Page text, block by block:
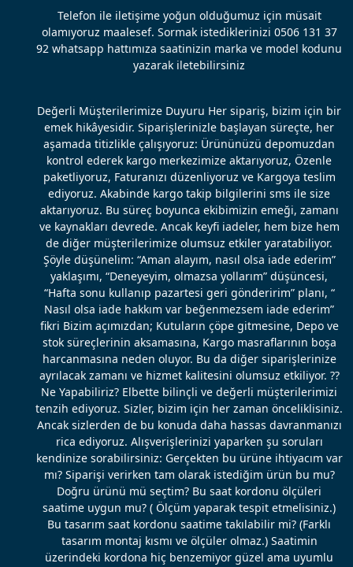
Telefon ile iletişime yoğun olduğumuz için müsait
olamıyoruz maalesef. Sormak istediklerinizi 0506 131 37
92 whatsapp hattımıza saatinizin marka ve model kodunu
yazarak iletebilirsiniz
Değerli Müşterilerimize Duyuru Her sipariş, bizim için bir
emek hikâyesidir. Siparişlerinizle başlayan süreçte, her
aşamada titizlikle çalışıyoruz: Ürününüzü depomuzdan
kontrol ederek kargo merkezimize aktarıyoruz, Özenle
paketliyoruz, Faturanızı düzenliyoruz ve Kargoya teslim
ediyoruz. Akabinde kargo takip bilgilerini sms ile size
aktarıyoruz. Bu süreç boyunca ekibimizin emeği, zamanı
ve kaynakları devrede. Ancak keyfi iadeler, hem bize hem
de diğer müşterilerimize olumsuz etkiler yaratabiliyor.
Şöyle düşünelim: “Aman alayım, nasıl olsa iade ederim”
yaklaşımı, “Deneyeyim, olmazsa yollarım” düşüncesi,
“Hafta sonu kullanıp pazartesi geri gönderirim” planı, “
Nasıl olsa iade hakkım var beğenmezsem iade ederim”
fikri Bizim açımızdan; Kutuların çöpe gitmesine, Depo ve
stok süreçlerinin aksamasına, Kargo masraflarının boşa
harcanmasına neden oluyor. Bu da diğer siparişlerinize
ayrılacak zamanı ve hizmet kalitesini olumsuz etkiliyor. ??
Ne Yapabiliriz? Elbette bilinçli ve değerli müşterilerimizi
tenzih ediyoruz. Sizler, bizim için her zaman önceliklisiniz.
Ancak sizlerden de bu konuda daha hassas davranmanızı
rica ediyoruz. Alışverişlerinizi yaparken şu soruları
kendinize sorabilirsiniz: Gerçekten bu ürüne ihtiyacım var
mı? Siparişi verirken tam olarak istediğim ürün bu mu?
Doğru ürünü mü seçtim? Bu saat kordonu ölçüleri
saatime uygun mu? ( Ölçüm yaparak tespit etmelisiniz.)
Bu tasarım saat kordonu saatime takılabilir mi? (Farklı
tasarım montaj kısmı ve ölçüler olmaz.) Saatimin
üzerindeki kordona hiç benzemiyor güzel ama uyumlu